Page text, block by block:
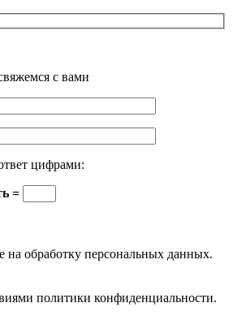
с вами
цифрами:
=
на обработку персональных данных.
политики конфиденциальности.